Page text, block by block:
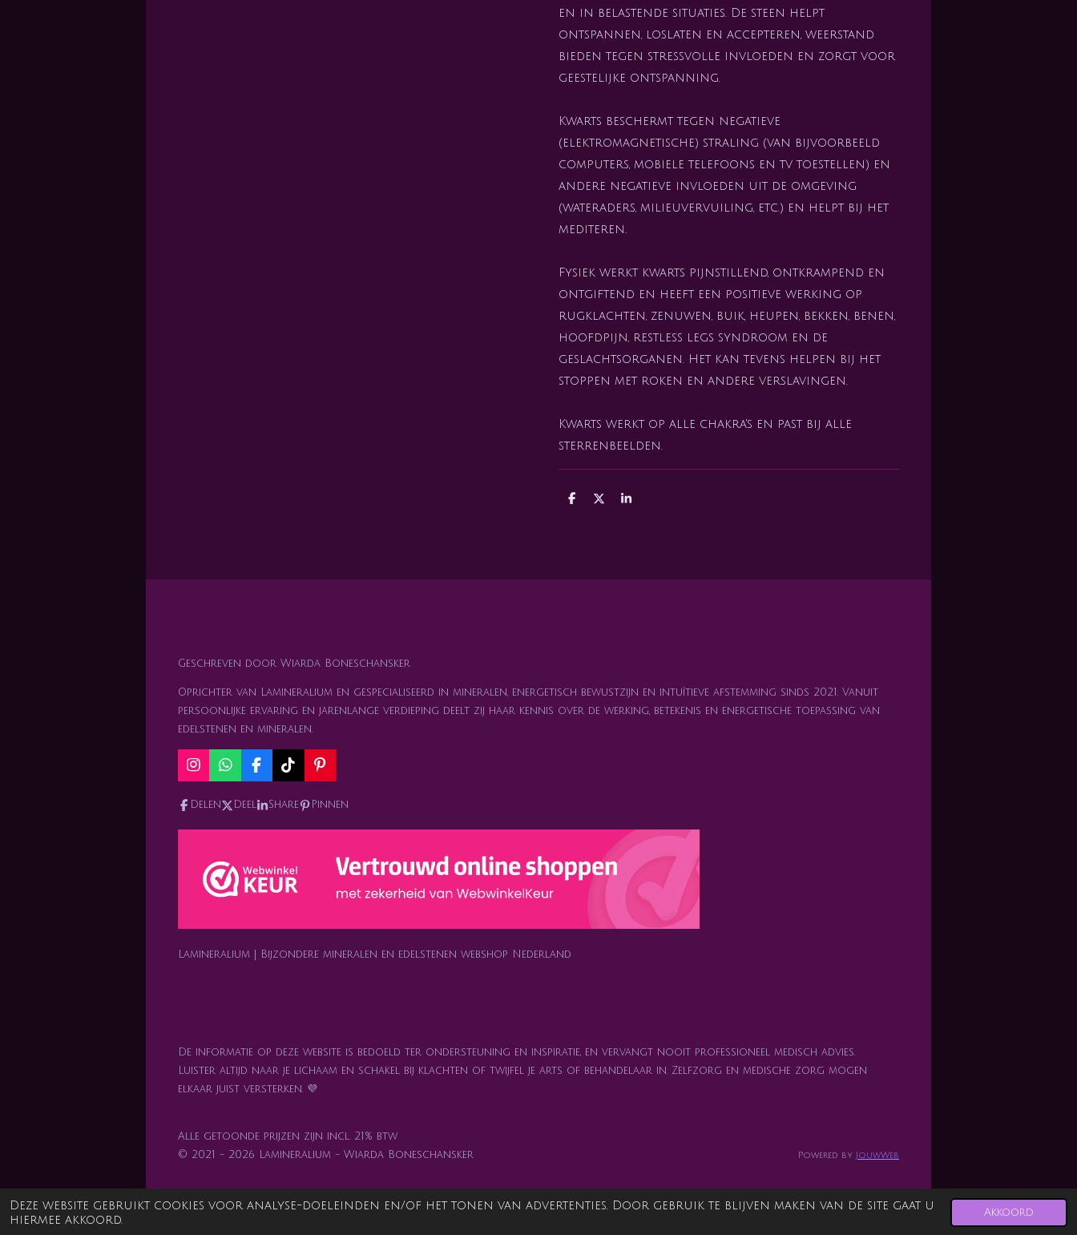
Deze website gebruikt cookies voor analyse-doeleinden en/of het tonen van advertenties. Door gebruik te blijven maken van de site gaat u
hiermee akkoord.
Akkoord
en in belastende situaties. De steen helpt
ontspannen, loslaten en accepteren, weerstand
bieden tegen stressvolle invloeden en zorgt voor
geestelijke ontspanning.
Kwarts beschermt tegen negatieve
(elektromagnetische) straling (van bijvoorbeeld
computers, mobiele telefoons en tv toestellen) en
andere negatieve invloeden uit de omgeving
(wateraders, milieuvervuiling, etc.) en helpt bij het
mediteren.
Fysiek werkt kwarts pijnstillend, ontkrampend en
ontgiftend en heeft een positieve werking op
rugklachten, zenuwen, buik, heupen, bekken, benen,
hoofdpijn, restless legs syndroom en de
geslachtsorganen. Het kan tevens helpen bij het
stoppen met roken en andere verslavingen.
Kwarts werkt op alle chakra's en past bij alle
sterrenbeelden.
D
D
S
Geschreven door Wiarda Boneschansker
Oprichter van Lamineralium en gespecialiseerd in mineralen, energetisch bewustzijn en intuïtieve afstemming sinds 2021. Vanuit
persoonlijke ervaring en jarenlange verdieping deelt zij haar kennis over de werking, betekenis en energetische toepassing van
edelstenen en mineralen.
I
n
s
a
m
W
h
a
t
s
p
F
a
c
e
b
k
T
i
k
o
P
i
n
e
Delen Deel Share Pinnen
Lamineralium | Bijzondere mineralen en edelstenen webshop Nederland
De informatie op deze website is bedoeld ter ondersteuning en inspiratie, en vervangt nooit professioneel medisch advies.
Luister altijd naar je lichaam en schakel bij klachten of twijfel je arts of behandelaar in. Zelfzorg en medische zorg mogen
elkaar juist versterken. 💜
Alle getoonde prijzen zijn incl. 21% btw
© 2021 - 2026 Lamineralium - Wiarda Boneschansker
Powered by JouwWeb